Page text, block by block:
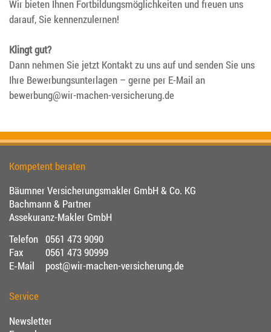
Wir bieten Ihnen Fortbildungsmöglichkeiten und freuen uns
darauf, Sie kennenzulernen!
Klingt gut?
Dann nehmen Sie jetzt Kontakt zu uns auf und senden Sie uns
Ihre Bewerbungsunterlagen – gerne per E-Mail an
bewerbung@wir-machen-versicherung.de
Kompetent beraten
Bäumner Versicherungsmakler GmbH & Co. KG
Bachmann & Partner
Assekuranz-Makler GmbH
Telefon 0561 473 9090
Fax
0561 473 90999
E‑Mail
post@wir-machen-versicherung.de
Service
Newsletter